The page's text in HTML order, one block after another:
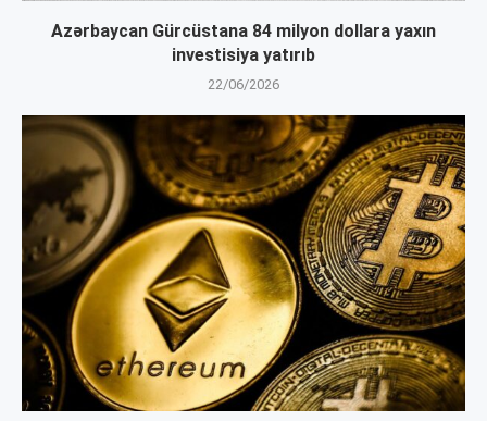
Azərbaycan Gürcüstana 84 milyon dollara yaxın
investisiya yatırıb
22/06/2026